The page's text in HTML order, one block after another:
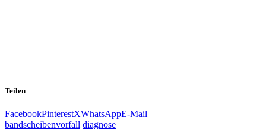
Teilen
FacebookPinterestXWhatsAppE-Mail
bandscheibenvorfall diagnose